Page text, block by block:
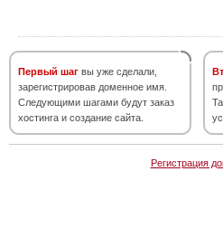
Первый шаг вы уже сделали,
зарегистрировав доменное имя.
Следующими шагами будут заказ
хостинга и создание сайта.
Регистрация